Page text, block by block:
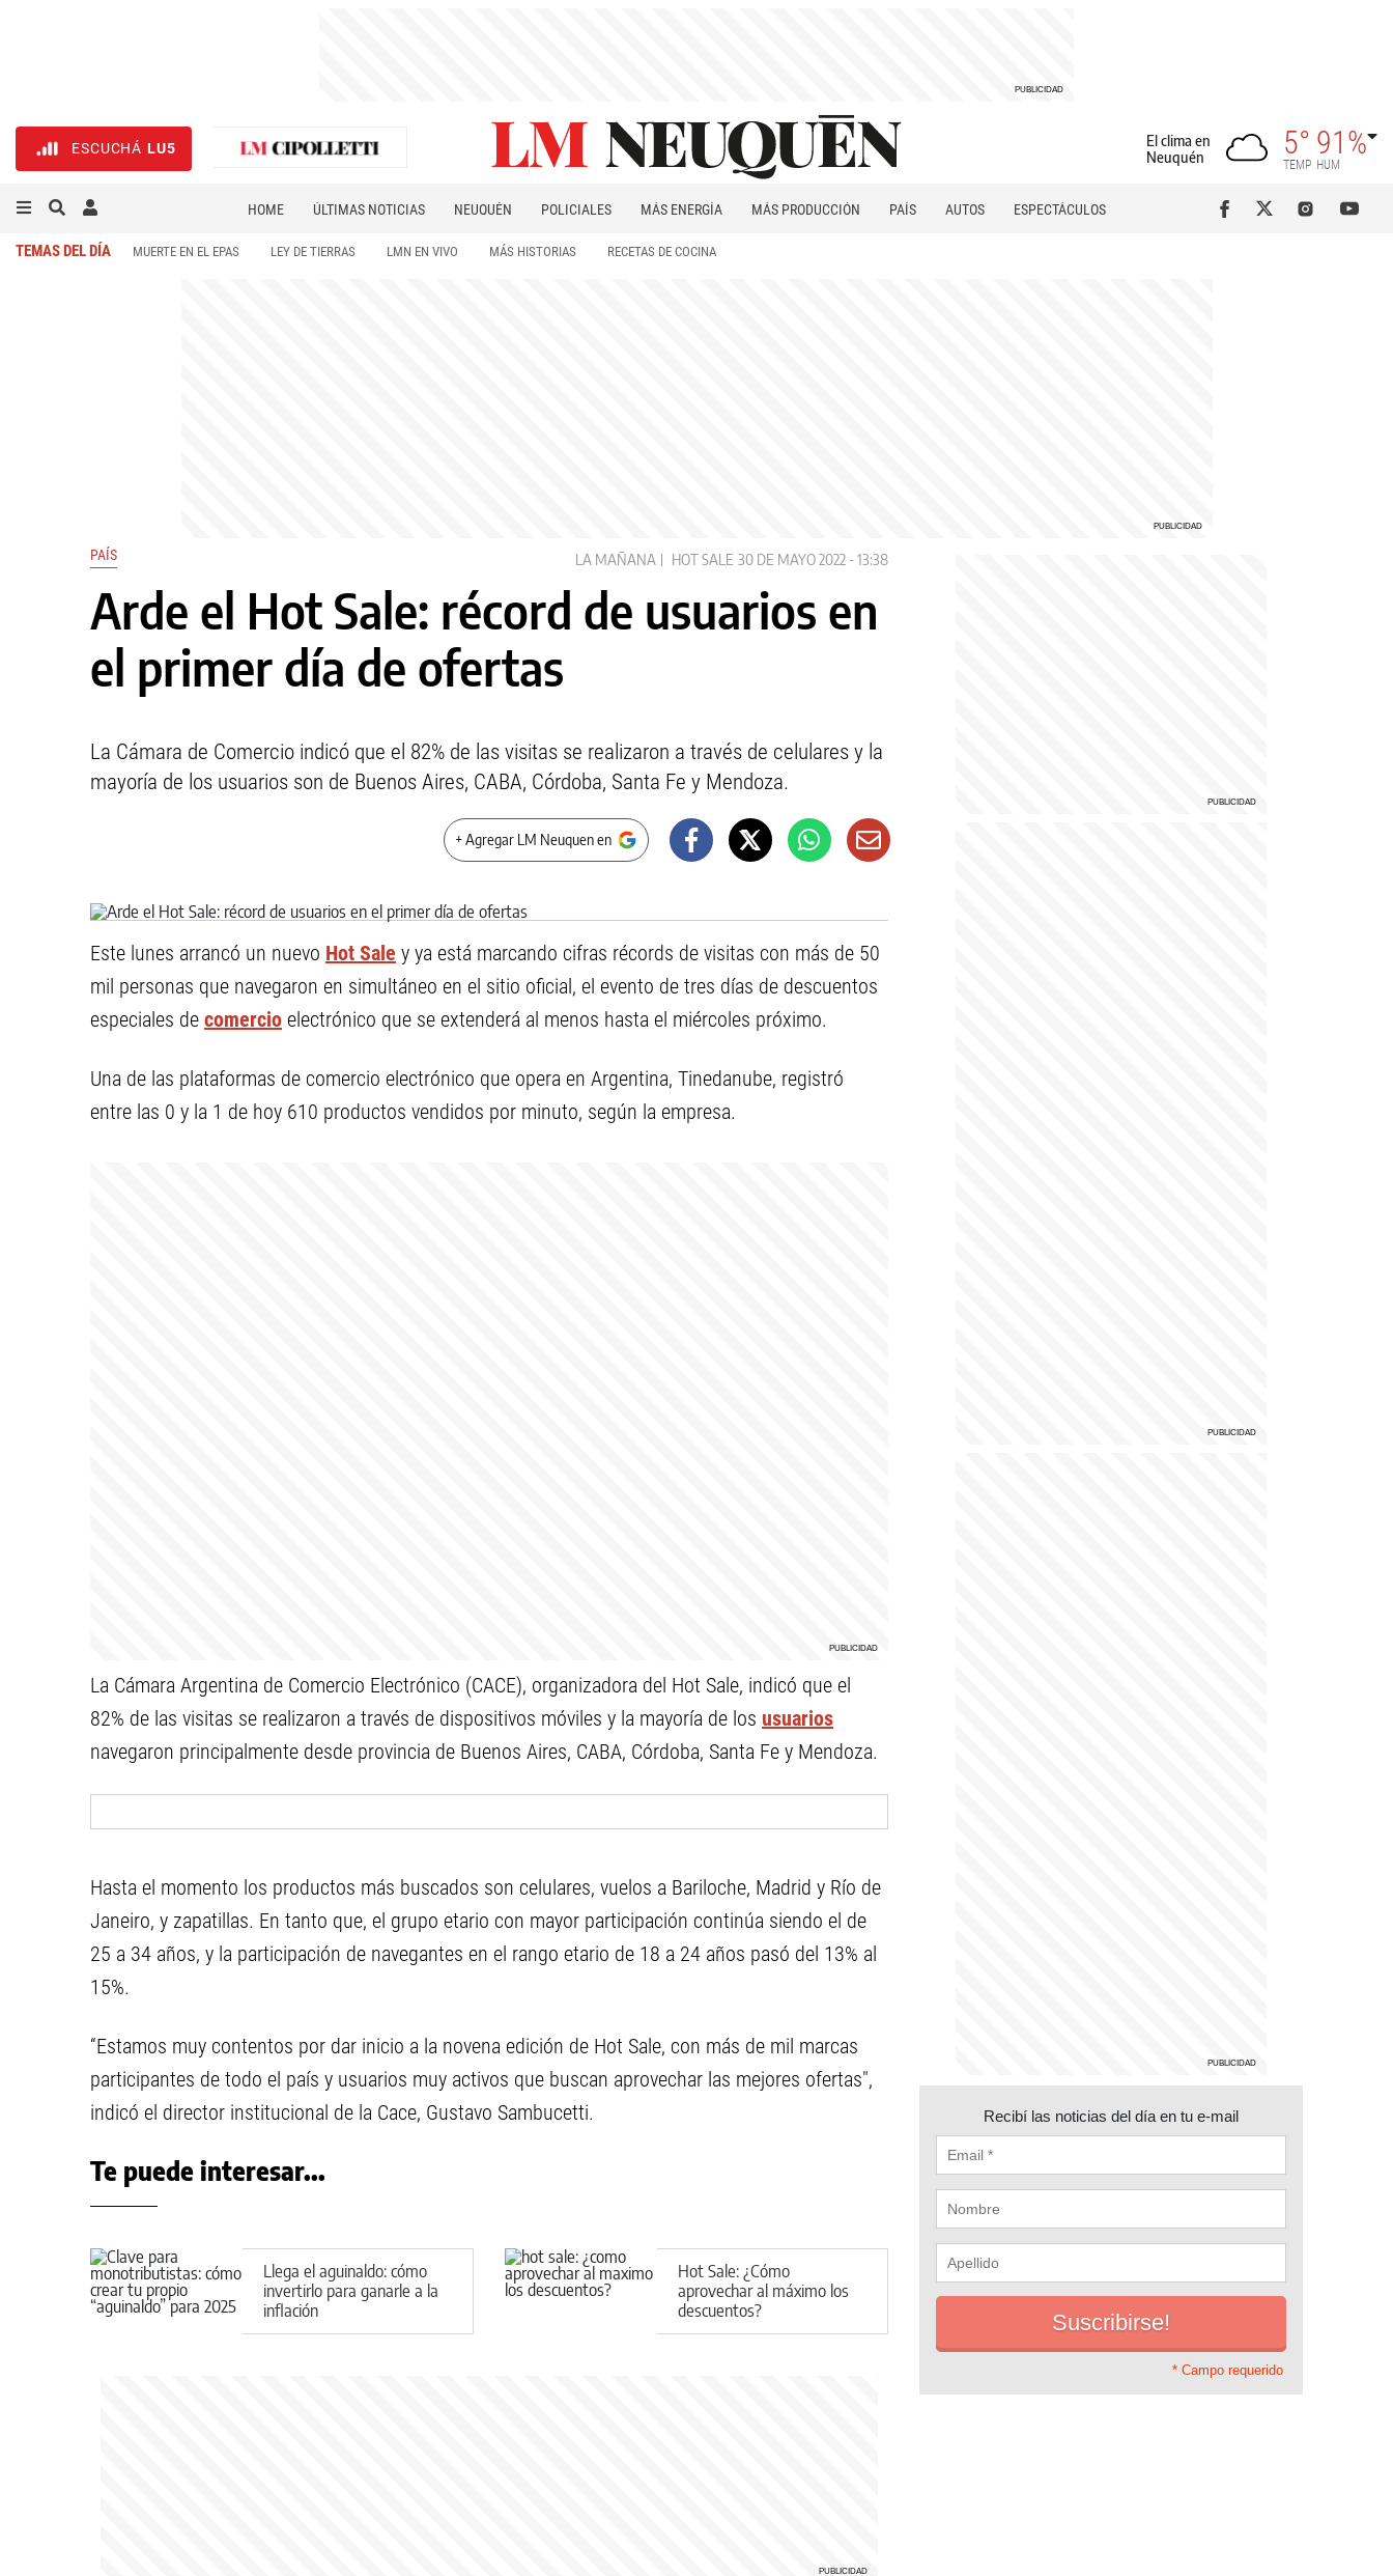
ESCUCHÁ LU5
El clima en
Neuquén
5°
TEMP
91%
HUM
HOME ÚLTIMAS NOTICIAS NEUQUÉN POLICIALES MÁS ENERGÍA MÁS PRODUCCIÓN PAÍS AUTOS
ESPECTÁCULOS
TEMAS DEL DÍA MUERTE EN EL EPAS LEY DE TIERRAS LMN EN VIVO MÁS HISTORIAS RECETAS DE COCINA
PAÍS LA MAÑANA HOT SALE 30 DE MAYO 2022 - 13:38
Arde el Hot Sale: récord de usuarios en
el primer día de ofertas
La Cámara de Comercio indicó que el 82% de las visitas se realizaron a través de celulares y la
mayoría de los usuarios son de Buenos Aires, CABA, Córdoba, Santa Fe y Mendoza.
+ Agregar LM Neuquen en
Este lunes arrancó un nuevo Hot Sale y ya está marcando cifras récords de visitas con más de 50
mil personas que navegaron en simultáneo en el sitio oficial, el evento de tres días de descuentos
especiales de comercio electrónico que se extenderá al menos hasta el miércoles próximo.
Una de las plataformas de comercio electrónico que opera en Argentina, Tinedanube, registró
entre las 0 y la 1 de hoy 610 productos vendidos por minuto, según la empresa.
La Cámara Argentina de Comercio Electrónico (CACE), organizadora del Hot Sale, indicó que el
82% de las visitas se realizaron a través de dispositivos móviles y la mayoría de los usuarios
navegaron principalmente desde provincia de Buenos Aires, CABA, Córdoba, Santa Fe y Mendoza.
Hasta el momento los productos más buscados son celulares, vuelos a Bariloche, Madrid y Río de
Janeiro, y zapatillas. En tanto que, el grupo etario con mayor participación continúa siendo el de
25 a 34 años, y la participación de navegantes en el rango etario de 18 a 24 años pasó del 13% al
15%.
“Estamos muy contentos por dar inicio a la novena edición de Hot Sale, con más de mil marcas
participantes de todo el país y usuarios muy activos que buscan aprovechar las mejores ofertas",
indicó el director institucional de la Cace, Gustavo Sambucetti.
Te puede interesar...
Llega el aguinaldo: cómo
invertirlo para ganarle a la
inflación
Hot Sale: ¿Cómo
aprovechar al máximo los
descuentos?
Recibí las noticias del día en tu e-mail
* Campo requerido